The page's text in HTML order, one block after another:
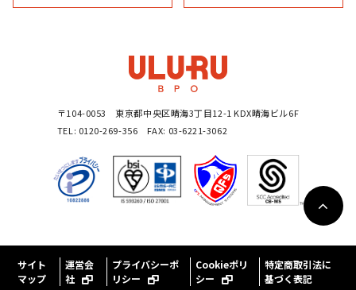
〒104-0053 東京都中央区晴海3丁目12-1 KDX晴海ビル6F
TEL: 0120-269-356 FAX: 03-6221-3062
サイト
マップ
運営会
社
プライバシーポ
リシー
Cookieポリ
シー
特定商取引法に
基づく表記